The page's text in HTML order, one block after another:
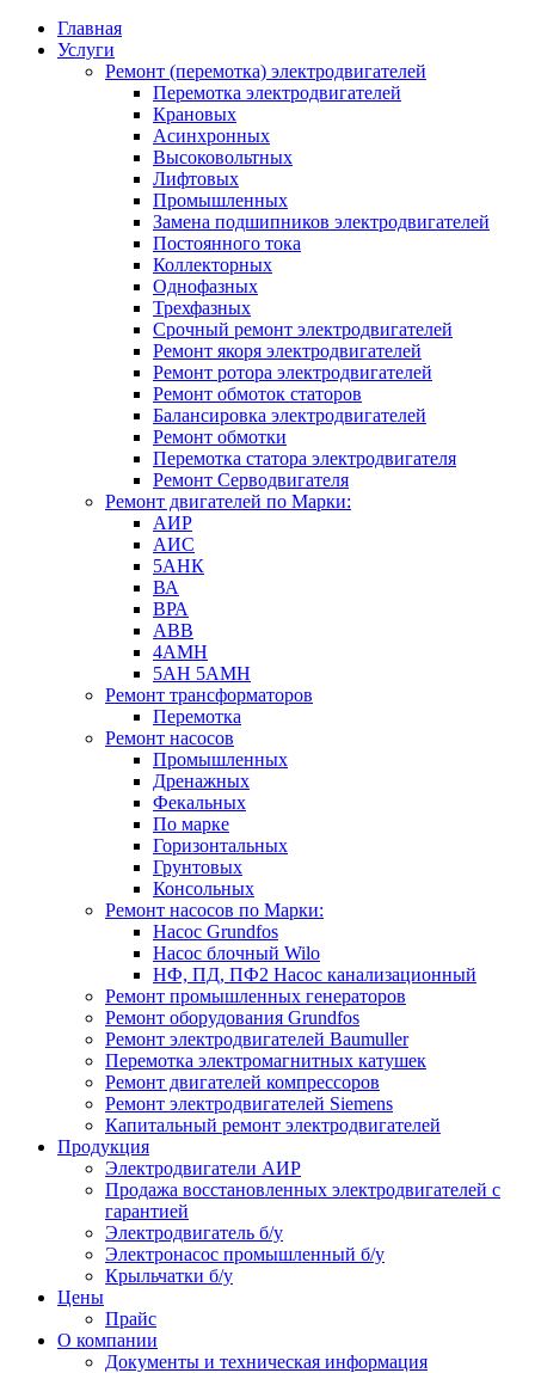
Главная
Услуги
Ремонт (перемотка) электродвигателей
Перемотка электродвигателей
Крановых
Асинхронных
Высоковольтных
Лифтовых
Промышленных
Замена подшипников электродвигателей
Постоянного тока
Коллекторных
Однофазных
Трехфазных
Срочный ремонт электродвигателей
Ремонт якоря электродвигателей
Ремонт ротора электродвигателей
Ремонт обмоток статоров
Балансировка электродвигателей
Ремонт обмотки
Перемотка статора электродвигателя
Ремонт Серводвигателя
Ремонт двигателей по Марки:
АИР
АИС
5АНК
ВА
ВРА
ABB
4АМН
5АН 5АМН
Ремонт трансформаторов
Перемотка
Ремонт насосов
Промышленных
Дренажных
Фекальных
По марке
Горизонтальных
Грунтовых
Консольных
Ремонт насосов по Марки:
Насос Grundfos
Насос блочный Wilo
НФ, ПД, ПФ2 Насос канализационный
Ремонт промышленных генераторов
Ремонт оборудования Grundfos
Ремонт электродвигателей Baumuller
Перемотка электромагнитных катушек
Ремонт двигателей компрессоров
Ремонт электродвигателей Siemens
Капитальный ремонт электродвигателей
Продукция
Электродвигатели АИР
Продажа восстановленных электродвигателей с
гарантией
Электродвигатель б/у
Электронасос промышленный б/у
Крыльчатки б/у
Цены
Прайс
О компании
Документы и техническая информация